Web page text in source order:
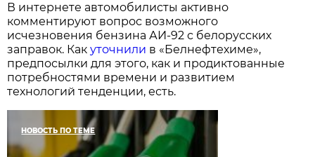
В интернете автомобилисты активно
комментируют вопрос возможного
исчезновения бензина АИ-92 с белорусских
заправок. Какуточнили в «Белнефтехиме»,
предпосылки для этого, как и продиктованные
потребностями времени и развитием
технологий тенденции, есть.
НОВОСТЬ ПО ТЕМЕ